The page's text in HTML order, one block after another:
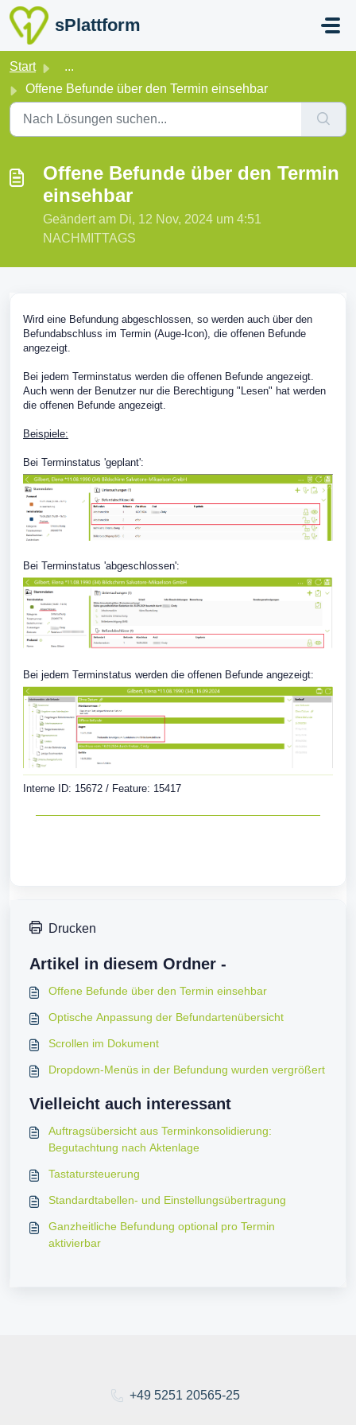
Zum hauptsächlichen Inhalt gehen
sPlattform
Start
...
Offene Befunde über den Termin einsehbar
Offene Befunde über den Termin
einsehbar
Geändert am Di, 12 Nov, 2024 um 4:51
NACHMITTAGS
Wird eine Befundung abgeschlossen, so werden auch über den
Befundabschluss im Termin (Auge-Icon), die offenen Befunde
angezeigt.
Bei jedem Terminstatus werden die offenen Befunde angezeigt.
Auch wenn der Benutzer nur die Berechtigung "Lesen" hat werden
die offenen Befunde angezeigt.
Beispiele:
Bei Terminstatus 'geplant':
Bei Terminstatus 'abgeschlossen':
Bei jedem Terminstatus werden die offenen Befunde angezeigt:
Interne ID: 15672 / Feature: 15417
Drucken
Artikel in diesem Ordner -
Offene Befunde über den Termin einsehbar
Optische Anpassung der Befundartenübersicht
Scrollen im Dokument
Dropdown-Menüs in der Befundung wurden vergrößert
Vielleicht auch interessant
Auftragsübersicht aus Terminkonsolidierung:
Begutachtung nach Aktenlage
Tastatursteuerung
Standardtabellen- und Einstellungsübertragung
Ganzheitliche Befundung optional pro Termin
aktivierbar
+49 5251 20565-25